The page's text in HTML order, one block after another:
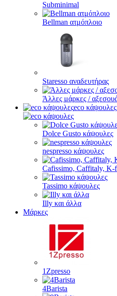
Subminimal
Bellman ατμόπλοιο
Staresso αναδευτήρας
Άλλες μάρκες /
eco κάψουλες
Dolce Gusto κάψουλες
nespresso κάψουλες
Cafissimo, Caffitaly, K-
Tassimo κάψουλες
Illy και άλλα
Μάρκες
1Zpresso
4Barista